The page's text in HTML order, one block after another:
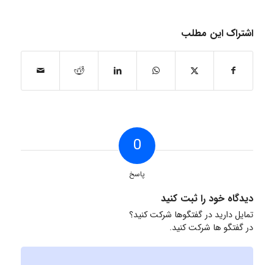
اشتراک این مطلب
0
پاسخ
دیدگاه خود را ثبت کنید
تمایل دارید در گفتگوها شرکت کنید؟
در گفتگو ها شرکت کنید.